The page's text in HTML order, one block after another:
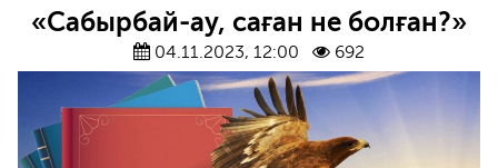
«Сабырбай-ау, саған не болған?»
04.11.2023, 12:00 692